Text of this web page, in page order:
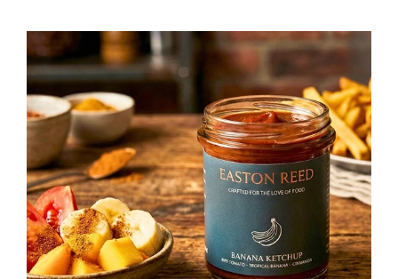
Easton
Reed
Ketchups:
Mehr
als
nur
eine
Beilage